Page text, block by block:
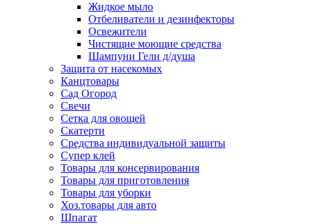
Жидкое мыло
Отбеливатели и дезинфекторы
Освежители
Чистящие моющие средства
Шампуни Гели д/душа
Защита от насекомых
Канцтовары
Сад Огород
Свечи
Сетка для овощей
Скатерти
Средства индивидуальной защиты
Супер клей
Товары для консервирования
Товары для приготовления
Товары для уборки
Хоз.товары для авто
Шпагат